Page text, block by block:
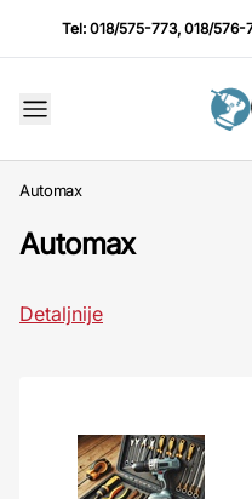
Tel:018/575-773,018/576-
Automax
Automax
Detaljnije